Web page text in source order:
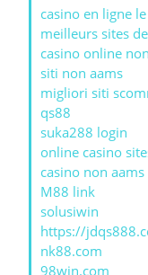
casino en ligne
meilleurs sites
casino online
siti non aams
migliori siti
qs88
suka288 login
online casino
casino non aams
M88 link
solusiwin
https://
nk88.com
98win.com